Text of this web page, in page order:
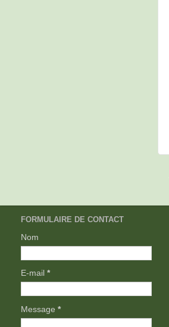
FORMULAIRE DE CONTACT
Nom
E-mail *
Message *